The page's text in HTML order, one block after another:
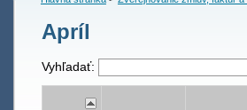
Apríl
Vyhľadať: